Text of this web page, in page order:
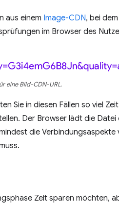
aus einem Image-CDN, bei
im Browser des
eine Bild-CDN-URL.
Sie in diesen Fällen so viel
Der Browser lädt die
die
Zeit sparen möchten,